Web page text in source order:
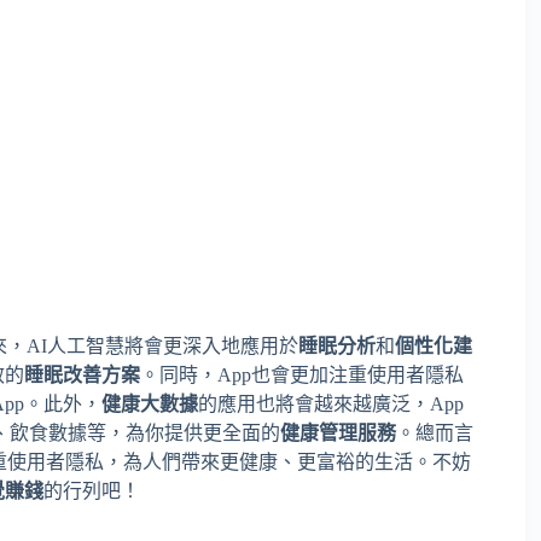
AI人工智慧將會更深入地應用於睡眠分析和個性化建
的睡眠改善方案 。同時，App也會更加注重使用者隱私
。此外， 健康大數據的應用也將會越來越廣泛，App
食數據等，為你提供更全面的健康管理服務。總而言
用者隱私，為人們帶來更健康、更富裕的生活。不妨
賺錢的行列吧！